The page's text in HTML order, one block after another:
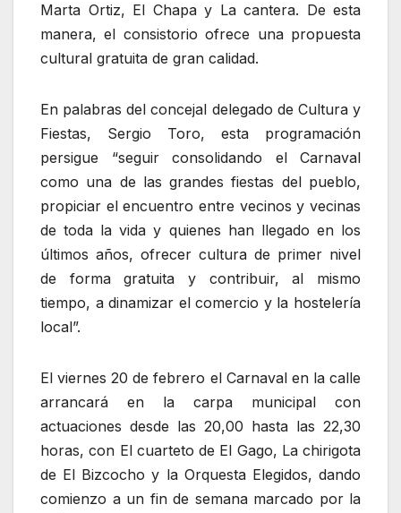
Marta Ortiz, El Chapa y La cantera. De esta
manera, el consistorio ofrece una propuesta
cultural gratuita de gran calidad.
En palabras del concejal delegado de Cultura y
Fiestas, Sergio Toro, esta programación
persigue “seguir consolidando el Carnaval
como una de las grandes fiestas del pueblo,
propiciar el encuentro entre vecinos y vecinas
de toda la vida y quienes han llegado en los
últimos años, ofrecer cultura de primer nivel
de forma gratuita y contribuir, al mismo
tiempo, a dinamizar el comercio y la hostelería
local”.
El viernes 20 de febrero el Carnaval en la calle
arrancará en la carpa municipal con
actuaciones desde las 20,00 hasta las 22,30
horas, con El cuarteto de El Gago, La chirigota
de El Bizcocho y la Orquesta Elegidos, dando
comienzo a un fin de semana marcado por la